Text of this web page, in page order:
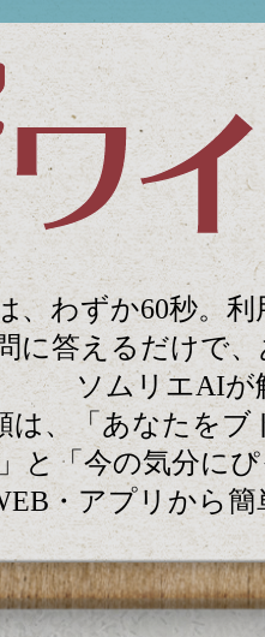
、わずか60秒。利
に答えるだけで、
ソムリエAIが
は、 「あなたをブ
と「今の気分に
・アプリから